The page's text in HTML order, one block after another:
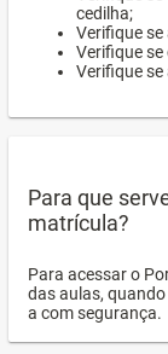
cedilha;
Verifique
Verifique
Verifique
Para que
matrícula?
Para acessar o
das aulas,
a com segurança.